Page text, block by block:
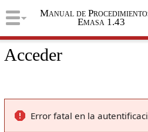
Manual de
Emasa 1.43
Acceder
Error fatal en la